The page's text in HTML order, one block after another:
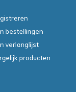
bestellingen
verlanglijst
producten